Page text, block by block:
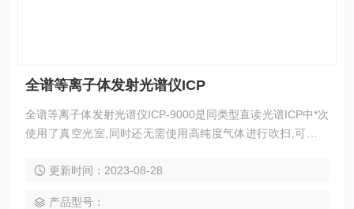
全谱等离子体发射光谱仪ICP
全谱等离子体发射光谱仪ICP-9000是同类型直读光谱ICP中*次
使用了真空光室,同时还无需使用高纯度气体进行吹扫,可以大
耗,与标准炬管相比可以降低一半的标准,同时小炬管的灵敏度
更新时间：2023-08-28
产品型号：